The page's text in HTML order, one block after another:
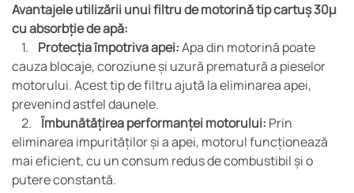
Avantajele utilizării unui filtru de motorină tip cartuș 30µ
cu absorbție de apă:
1. Protecția împotriva apei:Apa din motorină poate
cauza blocaje, coroziune și uzură prematură a pieselor
motorului. Acest tip de filtru ajută la eliminarea apei,
prevenind astfel daunele.
2. Îmbunătățirea performanței motorului: Prin
eliminarea impurităților și a apei, motorul funcționează
mai eficient, cu un consum redus de combustibil și o
putere constantă.